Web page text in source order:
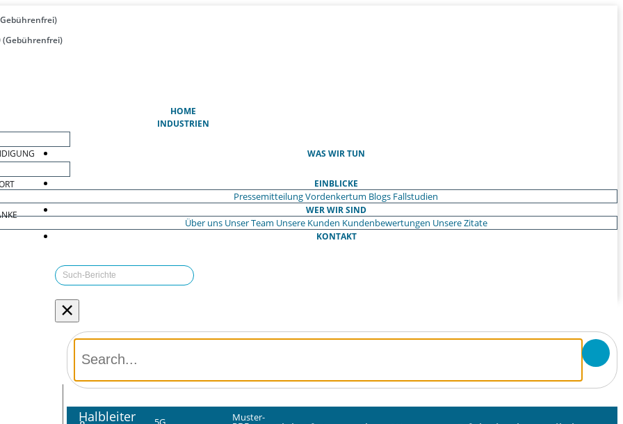
(Gebührenfrei)
HOME
INDUSTRIEN
WAS WIR TUN
EINBLICKE
PressemitteilungVordenkertum Blogs Fallstudien
WER WIR SIND
Über uns Unser Team Unsere Kunden Kundenbewertungen Unsere Zitate
KONTAKT
×
Halbleiter Muster-